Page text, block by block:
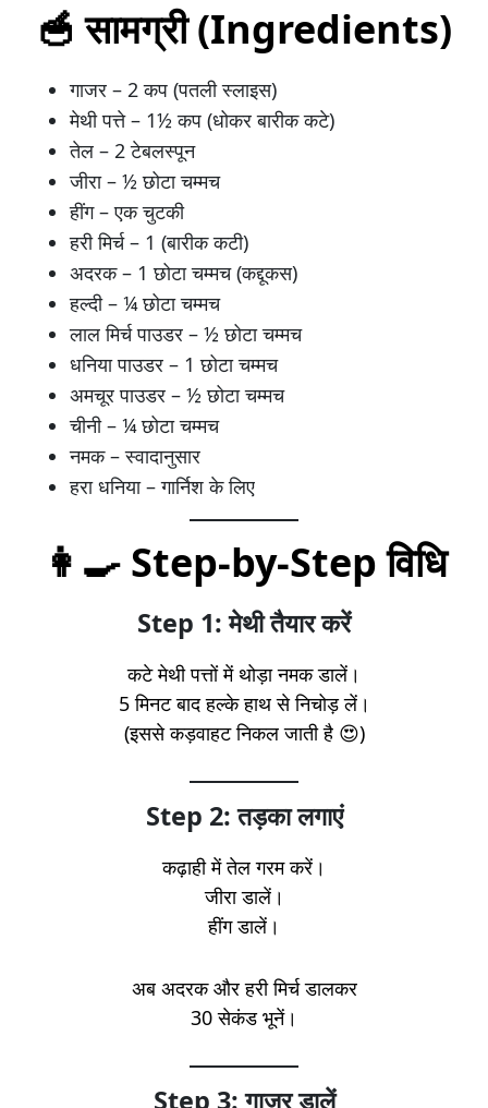
🥣 सामग्री (Ingredients)
गाजर – 2 कप (पतली स्लाइस)
मेथी पत्ते – 1½ कप (धोकर बारीक कटे)
तेल – 2 टेबलस्पून
जीरा – ½ छोटा चम्मच
हींग – एक चुटकी
हरी मिर्च – 1 (बारीक कटी)
अदरक – 1 छोटा चम्मच (कद्दूकस)
हल्दी – ¼ छोटा चम्मच
लाल मिर्च पाउडर – ½ छोटा चम्मच
धनिया पाउडर – 1 छोटा चम्मच
अमचूर पाउडर – ½ छोटा चम्मच
चीनी – ¼ छोटा चम्मच
नमक – स्वादानुसार
हरा धनिया – गार्निश के लिए
👩‍🍳 Step-by-Step विधि
Step 1: मेथी तैयार करें
कटे मेथी पत्तों में थोड़ा नमक डालें।
5 मिनट बाद हल्के हाथ से निचोड़ लें।
(इससे कड़वाहट निकल जाती है 😍)
Step 2: तड़का लगाएं
कढ़ाही में तेल गरम करें।
जीरा डालें।
हींग डालें।
अब अदरक और हरी मिर्च डालकर
30 सेकंड भूनें।
Step 3: गाजर डालें